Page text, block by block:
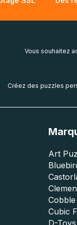
Vous souhaitez
Créez des puzzles
Art
Cubic
D-Toys